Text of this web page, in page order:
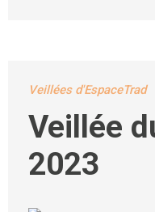
Veillées d'EspaceTrad
Veillée
2023